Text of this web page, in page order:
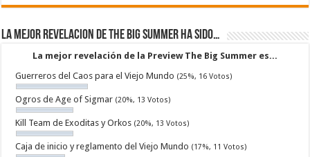
La mejor revelacion de The Big Summer ha sido…
La mejor revelación de la Preview The Big Summer es...
Guerreros del Caos para el Viejo Mundo (25%, 16 Votos)
Ogros de Age of Sigmar (20%, 13 Votos)
Kill Team de Exoditas y Orkos (20%, 13 Votos)
Caja de inicio y reglamento del Viejo Mundo (17%, 11 Votos)